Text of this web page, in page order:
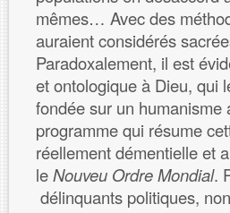
mêmes… Avec des
auraient considérés
Paradoxalement, il est
et ontologique à Dieu, qui
fondée sur un
programme qui résume
réellement démentielle et
leNouveu Ordre Mondial.
délinquants politiques,